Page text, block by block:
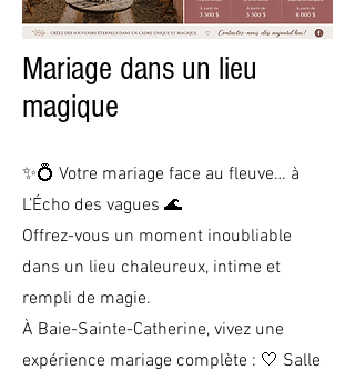
Mariage dans un lieu
magique
✨💍 Votre mariage face au fleuve… à
L’Écho des vagues 🌊
Offrez-vous un moment inoubliable
dans un lieu chaleureux, intime et
rempli de magie.
À Baie-Sainte-Catherine, vivez une
expérience mariage complète : 🤍 Salle